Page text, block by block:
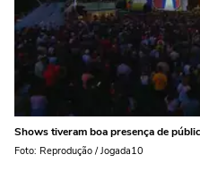
Shows tiveram boa presença de
Foto: Reprodução / Jogada10